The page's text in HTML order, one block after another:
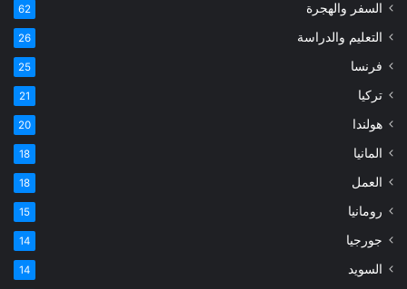
السفر والهجرة 62
التعليم والدراسة 26
فرنسا 25
تركيا 21
هولندا 20
المانيا 18
العمل 18
رومانيا 15
جورجيا 14
السويد 14